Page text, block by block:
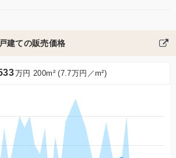
建ての販売価格
万円 200m² (7.7万円／m²)